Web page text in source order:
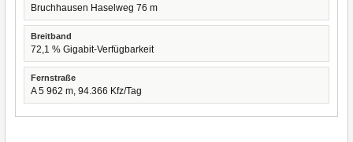
Bruchhausen Haselweg 76 m
Breitband
72,1 % Gigabit-Verfügbarkeit
Fernstraße
A 5 962 m, 94.366 Kfz/Tag